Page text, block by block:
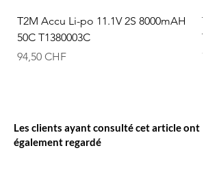
T2M Accu Li-po 11.1V 2S 8000mAH
50C T1380003C
Prix
94,50 CHF
Prix
Les clients ayant consulté cet article ont
également regardé